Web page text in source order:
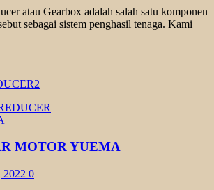
atau Gearbox adalah salah satu komponen
sebagai sistem penghasil tenaga. Kami
MOTOR YUEMA
2022 0